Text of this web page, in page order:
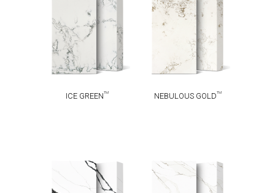
ICE GREEN TM
ICE GREEN TM
NEBULOUS
GOLD
NEBULOUS GOLDTM
UNIQUE
CALACATTA
BLACK
TM
UNIQUE
CALACATTA